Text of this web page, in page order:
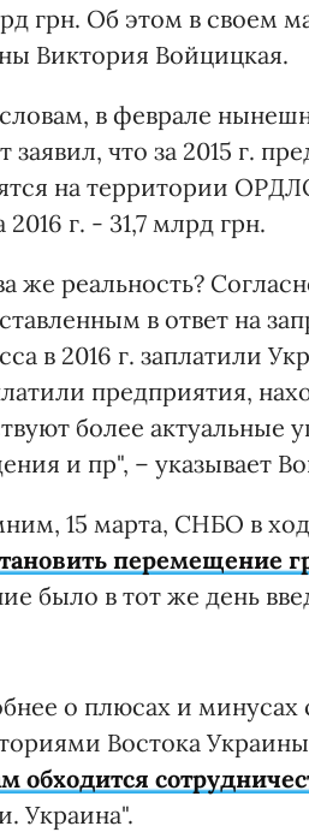
грн. Об этом в своем
Виктория Войцицкая.
в феврале
заявил, что за 2015 г.
на территории
2016 г. - 31,7 млрд грн.
же реальность?
в ответ на
в 2016 г. заплатили
предприятия,
более актуальные
и пр", – указывает
15 марта, СНБО в
перемещение
было в тот же день
о плюсах и минусах
Востока
обходится
Украина".